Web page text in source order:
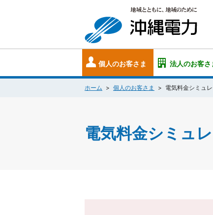
個人のお客さま 法人のお客さ
ホーム 個人のお客さま 電気料金シミュ
電気料金シミュ